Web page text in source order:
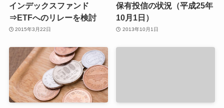
インデックスファンド
⇒ETFへのリレーを検討
2015年3月22日
保有投信の状況（平成25年
10月1日）
2013年10月1日